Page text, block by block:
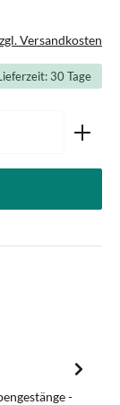
Versandkosten
30 Tage
ein oder
-